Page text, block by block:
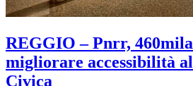
REGGIO – Pnrr,
migliorare accessibilità
Civica